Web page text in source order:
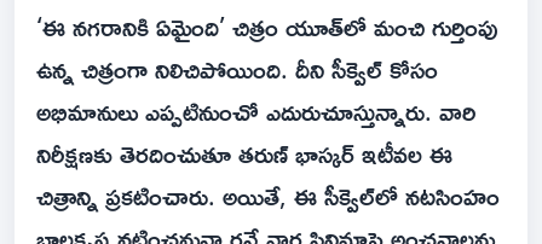
‘ఈ నగరానికి ఏమైంది’ చిత్రం యూత్‌లో మంచి గుర్తింపు
ఉన్న చిత్రంగా నిలిచిపోయింది. దీని సీక్వెల్ కోసం
అభిమానులు ఎప్పటినుంచో ఎదురుచూస్తున్నారు. వారి
నిరీక్షణకు తెరదించుతూ తరుణ్ భాస్కర్ ఇటీవల ఈ
చిత్రాన్ని ప్రకటించారు. అయితే, ఈ సీక్వెల్‌లో నటసింహం